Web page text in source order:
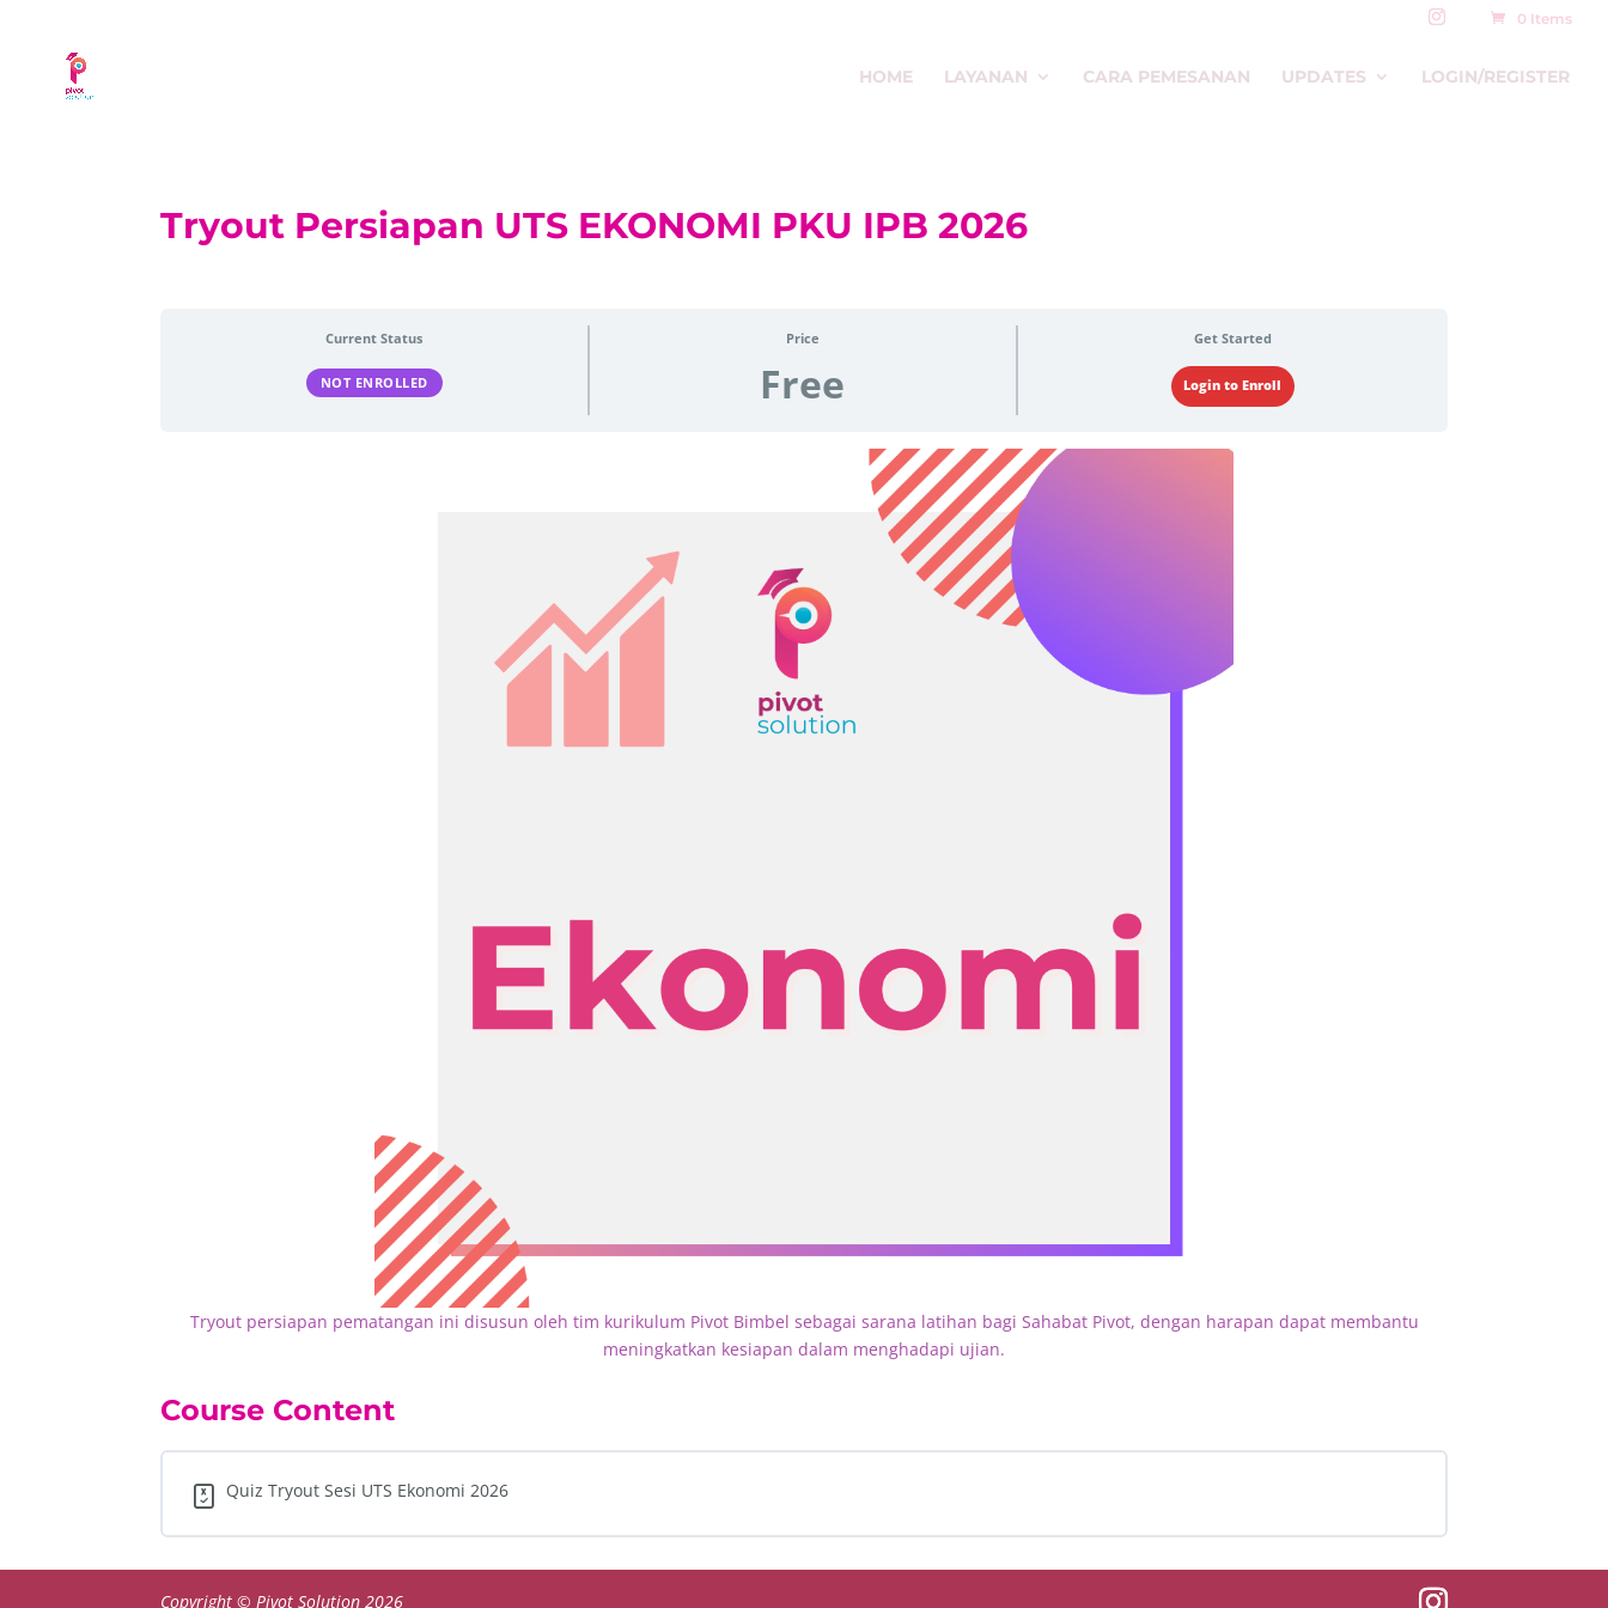
0 Items
HOME LAYANAN CARA PEMESANAN UPDATES LOGIN/REGISTER
Tryout Persiapan UTS EKONOMI PKU IPB 2026
Current Status
NOT ENROLLED
Price
Free
Get Started
Login to Enroll
Tryout persiapan pematangan ini disusun oleh tim kurikulum Pivot Bimbel sebagai sarana latihan bagi Sahabat Pivot, dengan harapan dapat membantu
meningkatkan kesiapan dalam menghadapi ujian.
Course Content
Quiz Tryout Sesi UTS Ekonomi 2026
Copyright © Pivot Solution 2026